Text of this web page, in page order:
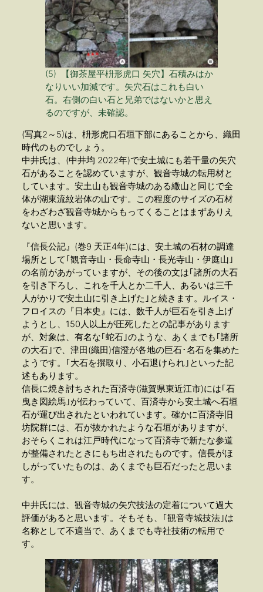
(5) 【御茶屋平枡形虎口 矢穴】石積みはか
なりいい加減です。矢穴石はこれも白い
石。右側の白い石と兄弟ではないかと思え
るのですが、未確認。
(写真2～5)は、枡形虎口石垣下部にあることから、織田
時代のものでしょう。
中井氏は、(中井均 2022年)で安土城にも若干量の矢穴
石があることを認めていますが、観音寺城の転用材と
しています。安土山も観音寺城のある繖山と同じで全
体が湖東流紋岩体の山です。この程度のサイズの石材
をわざわざ観音寺城からもってくることはまずありえ
ないと思います。
『信長公記』(巻9 天正4年)には、安土城の石材の調達
場所として｢観音寺山・長命寺山・長光寺山・伊庭山｣
の名前があがっていますが、その後の文は｢諸所の大石
を引き下ろし、これを千人とか二千人、あるいは三千
人がかりで安土山に引き上げた｣と続きます。ルイス・
フロイスの『日本史』には、数千人が巨石を引き上げ
ようとし、150人以上が圧死したとの記事があります
が、対象は、有名な｢蛇石｣のような、あくまでも｢諸所
の大石｣で、津田(織田)信澄が各地の巨石･名石を集めた
ようです。｢大石を撰取り、小石退けられ｣といった記
述もあります。
信長に焼き討ちされた百済寺(滋賀県東近江市)には｢石
曳き図絵馬｣が伝わっていて、百済寺から安土城へ石垣
石が運び出されたといわれています。確かに百済寺旧
坊院群には、石が抜かれたような石垣がありますが、
おそらくこれは江戸時代になって百済寺で新たな参道
が整備されたときにもち出されたものです。信長がほ
しがっていたものは、あくまでも巨石だったと思いま
す。
中井氏には、観音寺城の矢穴技法の定着について過大
評価があると思います。そもそも、｢観音寺城技法｣は
名称として不適当で、あくまでも寺社技術の転用で
す。